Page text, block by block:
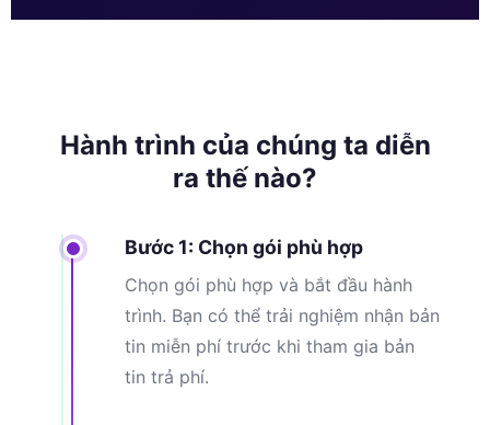
Hành trình của chúng ta diễn
ra thế nào?
Bước 1: Chọn gói phù hợp
Chọn gói phù hợp và bắt đầu hành
trình. Bạn có thể trải nghiệm nhận bản
tin miễn phí trước khi tham gia bản
tin trả phí.